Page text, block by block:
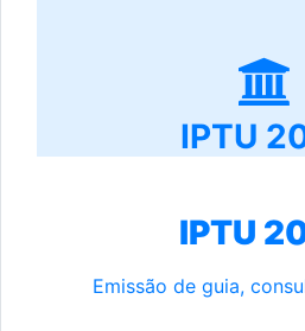
IPTU
IPTU
Emissão de guia,